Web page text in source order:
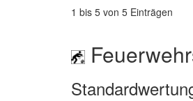
1 bis 5 von 5 Einträgen